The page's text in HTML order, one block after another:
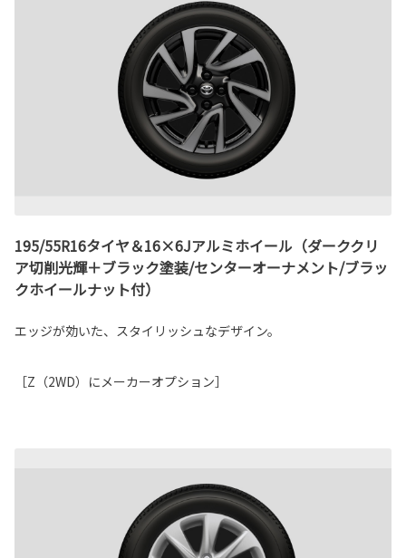
195/55R16タイヤ＆16×6Jアルミホイール（ダーククリ
ア切削光輝＋ブラック塗装/センターオーナメント/ブラッ
クホイールナット付）
エッジが効いた、スタイリッシュなデザイン。
［Z（2WD）にメーカーオプション］